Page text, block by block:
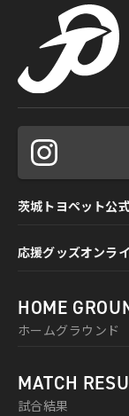
茨城トヨペット公
応援グッズオンラ
HOME
ホームグラウンド
MATCH
試合結果